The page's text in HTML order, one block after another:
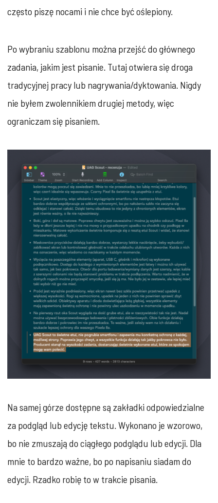
często piszę nocami i nie chce być oślepiony.
Po wybraniu szablonu można przejść do głównego
zadania, jakim jest pisanie. Tutaj otwiera się droga
tradycyjnej pracy lub nagrywania/dyktowania. Nigdy
nie byłem zwolennikiem drugiej metody, więc
ograniczam się pisaniem.
Na samej górze dostępne są zakładki odpowiedzialne
za podgląd lub edycję tekstu. Wykonano je wzorowo,
bo nie zmuszają do ciągłego podglądu lub edycji. Dla
mnie to bardzo ważne, bo po napisaniu siadam do
edycji. Rzadko robię to w trakcie pisania.